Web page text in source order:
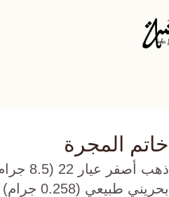
خاتم المجرة
بحريني طبيعي (0.258 جرام) تقريبًا.